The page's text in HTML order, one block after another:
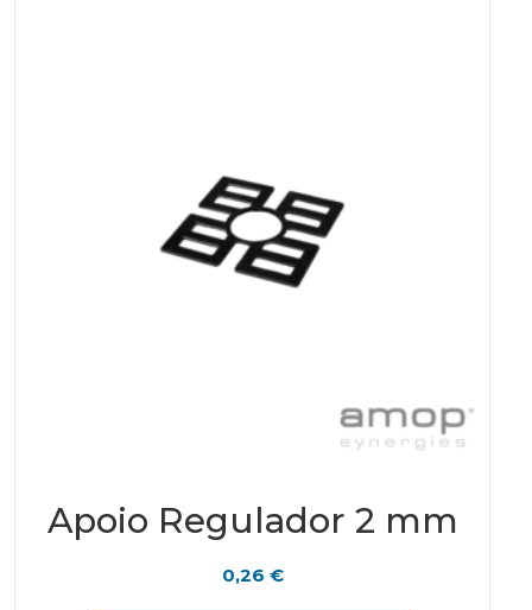
Apoio Regulador 2 mm
0,26 €